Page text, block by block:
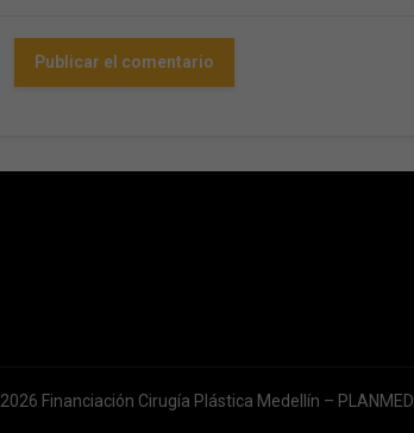
Financiación Cirugía Plástica Medellín – PLANMED